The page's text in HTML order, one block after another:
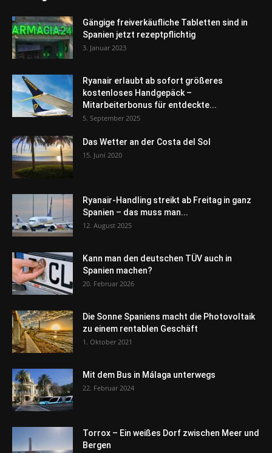
Gängige freiverkäufliche Tabletten sind in
Spanien jetzt rezeptpflichtig
3. Januar 2023
Ryanair erlaubt ab sofort größeres
kostenloses Handgepäck –
Mitarbeiterbonus für entdeckte...
5. September 2025
Das Wetter an der Costa del Sol
15. Juni 2020
Ryanair-Handling streikt ab Freitag in ganz
Spanien – das muss man...
12. August 2025
Kann man den deutschen TÜV auch in
Spanien machen?
20. Februar 2026
Die Sonne Spaniens macht die Photovoltaik
zu einem rentablen Geschäft
1. Oktober 2021
Mit dem Bus in Málaga unterwegs
22. Februar 2024
Torrox – Ein weißes Dorf zwischen Meer und
Bergen